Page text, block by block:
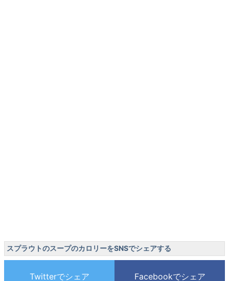
スプラウトのスープのカロリーをSNSでシェアする